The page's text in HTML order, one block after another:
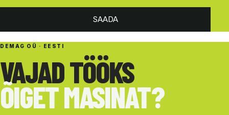
SAADA
DEMAG OÜ · EESTI
VAJAD TÖÖKS
ÕIGET MASINAT?